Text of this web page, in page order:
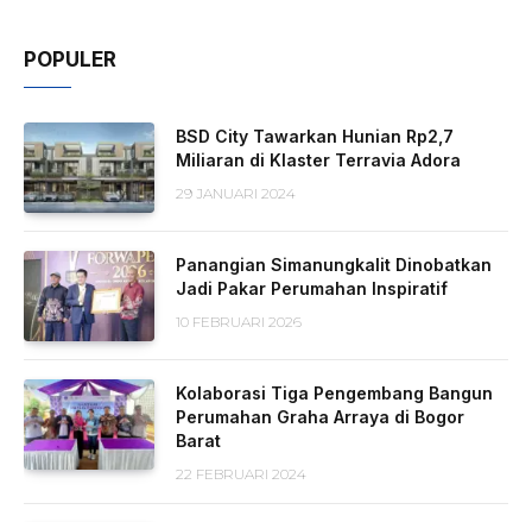
POPULER
BSD City Tawarkan Hunian Rp2,7
Miliaran di Klaster Terravia Adora
29 JANUARI 2024
Panangian Simanungkalit Dinobatkan
Jadi Pakar Perumahan Inspiratif
10 FEBRUARI 2026
Kolaborasi Tiga Pengembang Bangun
Perumahan Graha Arraya di Bogor
Barat
22 FEBRUARI 2024